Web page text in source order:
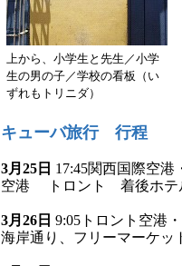
上から、小学生と先生／小学
生の男の子／学校の看板（い
ずれもトリニダ）
キューバ旅行 行程
3月25日 17:45関西国際空
空港 トロント 着後ホテ
3月26日 9:05トロント空港
海岸通り、フリーマーケ